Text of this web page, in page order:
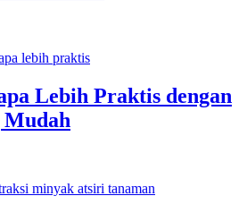
Lebih Praktis dengan
Mudah